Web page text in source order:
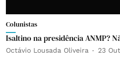
Colunistas
Isaltino na presidência ANMP?
Octávio Lousada Oliveira 23